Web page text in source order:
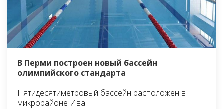
В Перми построен новый бассейн
олимпийского стандарта
Пятидесятиметровый бассейн расположен в
микрорайоне Ива